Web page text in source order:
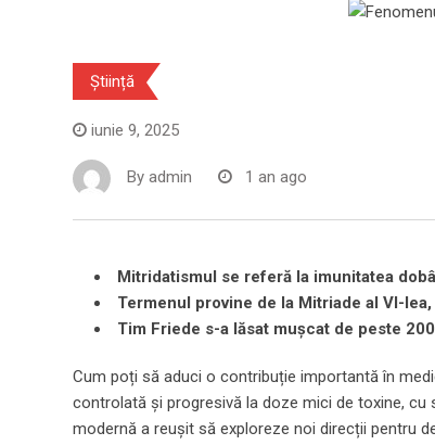
Știință
iunie 9, 2025
By admin 1 an ago
Mitridatismul se referă la imunitatea
Termenul provine de la Mitriade al VI-
Tim Friede s-a lăsat mușcat de peste
Cum poți să aduci o contribuție importantă în
controlată și progresivă la doze mici de toxine,
modernă a reușit să exploreze noi direcții pentru